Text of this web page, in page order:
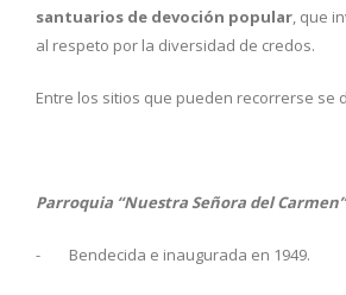
santuarios de devoción popular, que
al respeto por la diversidad de credos.
Entre los sitios que pueden recorrerse se
Parroquia “Nuestra Señora del
- Bendecida e inaugurada en 1949.